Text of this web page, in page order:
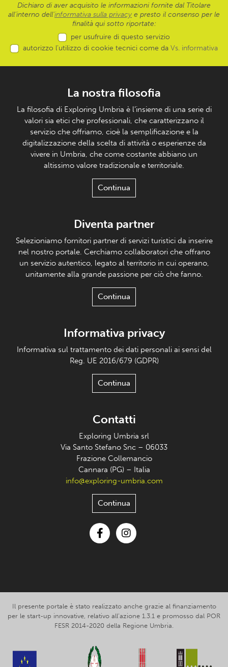
Dichiaro di aver acquisito le informazioni fornite dal Titolare
all’interno dell'informativa sulla privacy e presto il consenso per le
finalità qui sotto riportate:
per usufruire di questo servizio
autorizzo l’utilizzo di cookie tecnici come da Vs. informativa
La nostra filosofia
La filosofia di Exploring Umbria è l’insieme di una serie di
valori sia etici che professionali, che caratterizzano il
servizio che offriamo, cioè la semplificazione e la
digitalizzazione della scelta di attività o esperienze da
vivere in Umbria, che come costante abbiano un
altissimo valore tradizionale e territoriale.
Continua
Diventa partner
Selezioniamo fornitori partner di servizi turistici da inserire
nel nostro portale. Cerchiamo collaboratori che offrano
un servizio autentico, legato al territorio in cui operano,
unitamente alla grande passione per ciò che fanno.
Continua
Informativa privacy
Informativa sul trattamento dei dati personali ai sensi del
Reg. UE 2016/679 (GDPR)
Continua
Contatti
Exploring Umbria srl
Via Santo Stefano Snc – 06033
Frazione Collemancio
Cannara (PG) – Italia
info@exploring-umbria.com
Continua
Il presente portale è stato realizzato anche grazie al finanziamento
per le start-up innovative, relativo all’azione 1.3.1 e promosso dal POR
FESR 2014-2020 della Regione Umbria.